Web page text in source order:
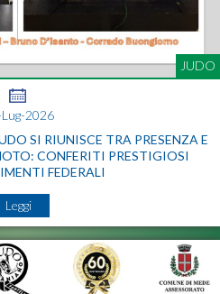
2026
JUDO
SI RIUNISCE TRA PRESENZA E
CONFERITI PRESTIGIOSI
FEDERALI
Leggi